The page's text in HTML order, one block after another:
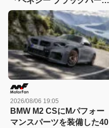
ド」がデビュー【動画】
2026/08/06 19:05
BMW M2 CSにMパフォー
マンスパーツを装備した40